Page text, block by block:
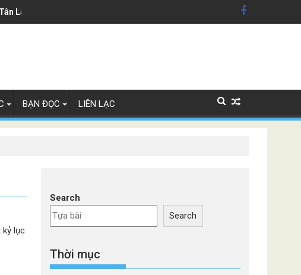
dân Mỹ'
Lây Lan
BẠN ĐỌC LIÊN LẠC
kỷ lục
Search
Search
Thời mục